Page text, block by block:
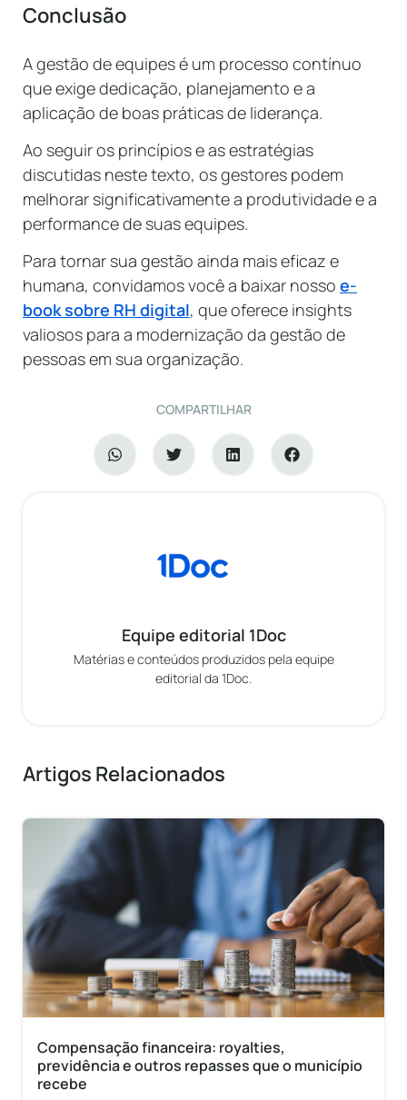
Conclusão
A gestão de equipes é um processo contínuo
que exige dedicação, planejamento e a
aplicação de boas práticas de liderança.
Ao seguir os princípios e as estratégias
discutidas neste texto, os gestores podem
melhorar significativamente a produtividade e a
performance de suas equipes.
Para tornar sua gestão ainda mais eficaz e
humana, convidamos você a baixar nosso e-
book sobre RH digital, que oferece insights
valiosos para a modernização da gestão de
pessoas em sua organização.
COMPARTILHAR
Equipe editorial 1Doc
Matérias e conteúdos produzidos pela equipe
editorial da 1Doc.
Artigos Relacionados
Compensação financeira: royalties,
previdência e outros repasses que o município
recebe